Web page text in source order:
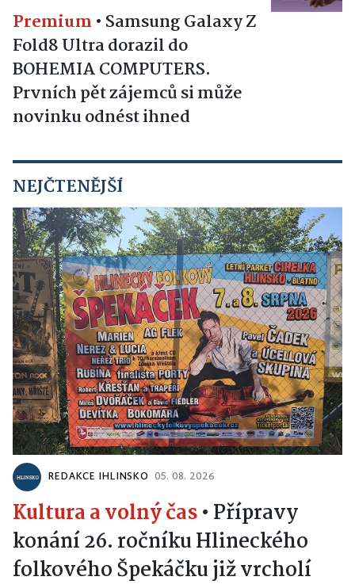
Premium • Samsung Galaxy Z
Fold8 Ultra dorazil do
BOHEMIA COMPUTERS.
Prvních pět zájemců si může
novinku odnést ihned
NEJČTENĚJŠÍ
REDAKCE IHLINSKO 05. 08. 2026
Kultura a volný čas• Přípravy
konání 26. ročníku Hlineckého
folkového Špekáčku již vrcholí